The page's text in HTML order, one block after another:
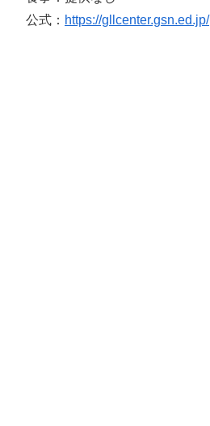
公式： https://gllcenter.gsn.ed.jp/